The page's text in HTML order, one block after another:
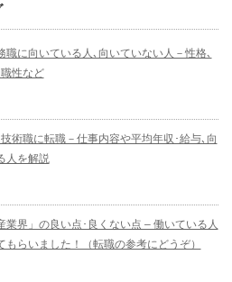
職に向いている人､向いていない人－性格､
性など
術職に転職－仕事内容や平均年収･給与､向
人を解説
業界」の良い点･良くない点 – 働いている人
もらいました！（転職の参考にどうぞ）